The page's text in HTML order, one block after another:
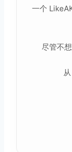
一个
尽管不